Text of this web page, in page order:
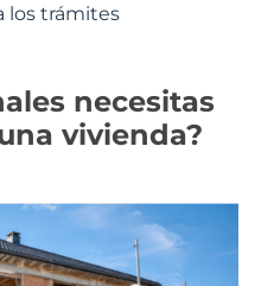
los trámites
necesitas
vivienda?